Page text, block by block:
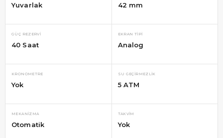
Yuvarlak 42 mm
GÜÇ REZERVI
40 Saat
EKRAN TIPI
Analog
KRONOMETRE
Yok
SU GEÇIRMEZLIK
5 ATM
MEKANIZMA
Otomatik
TAKVIM
Yok